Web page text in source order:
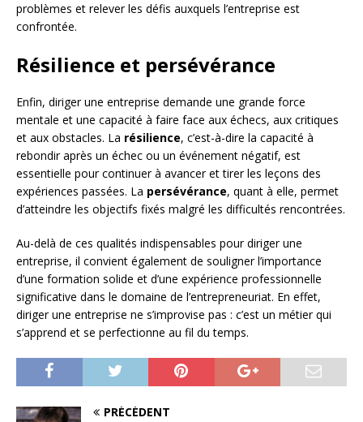
problèmes et relever les défis auxquels l’entreprise est
confrontée.
Résilience et persévérance
Enfin, diriger une entreprise demande une grande force
mentale et une capacité à faire face aux échecs, aux critiques
et aux obstacles. La résilience, c’est-à-dire la capacité à
rebondir après un échec ou un événement négatif, est
essentielle pour continuer à avancer et tirer les leçons des
expériences passées. La persévérance, quant à elle, permet
d’atteindre les objectifs fixés malgré les difficultés rencontrées.
Au-delà de ces qualités indispensables pour diriger une
entreprise, il convient également de souligner l’importance
d’une formation solide et d’une expérience professionnelle
significative dans le domaine de l’entrepreneuriat. En effet,
diriger une entreprise ne s’improvise pas : c’est un métier qui
s’apprend et se perfectionne au fil du temps.
PRÉCÉDENT